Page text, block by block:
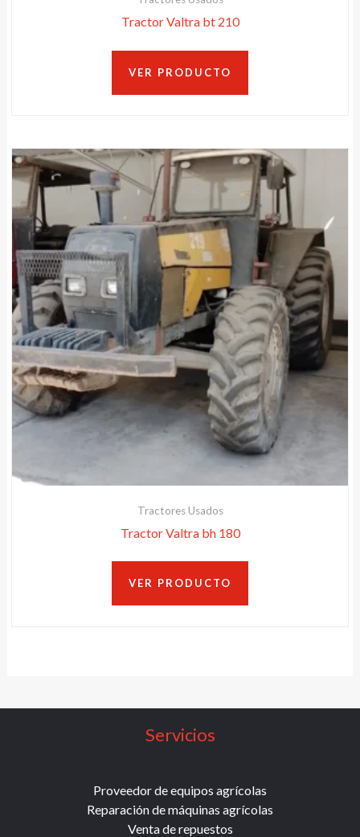
Tractor Valtra bt 210
VER PRODUCTO
Tractores Usados
Tractor Valtra bh 180
VER PRODUCTO
Servicios
Proveedor de equipos agrícolas
Reparación de máquinas agrícolas
Venta de repuestos